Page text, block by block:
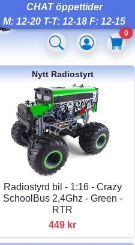
CHAT öppettider
M: 12-20 T-T: 12-18 F: 12-15
0
Nytt Radiostyrt
Radiostyrd bil - 1:16 - Crazy
SchoolBus 2,4Ghz - Green -
RTR
449 kr